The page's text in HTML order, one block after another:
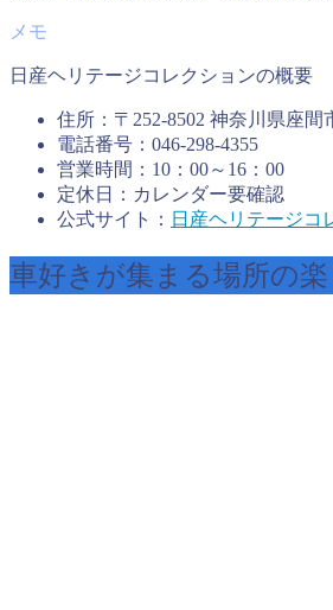
日産ヘリテージコレクションの概要
住所：〒252‐8502 神奈川県座間
電話番号：046‐298‐4355
営業時間：10：00～16：00
定休日：カレンダー要確認
公式サイト： 日産ヘリテージコ
車好きが集まる場所の